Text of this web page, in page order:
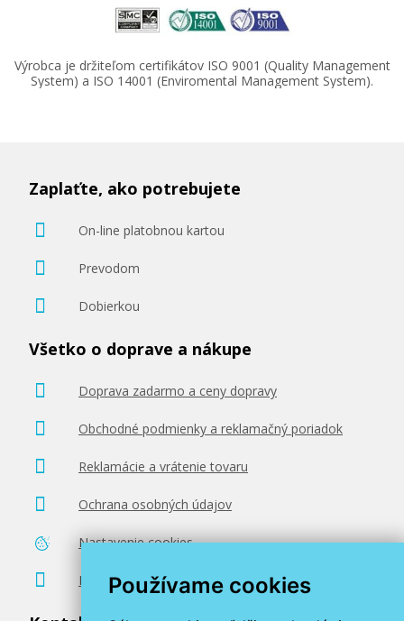
Používame cookies
Výrobca je držiteľom certifikátov ISO 9001 (Quality Management
System) a ISO 14001 (Enviromental Management System).
Zaplaťte, ako potrebujete
On-line platobnou kartou
Prevodom
Dobierkou
Všetko o doprave a nákupe
Doprava zadarmo a ceny dopravy
Obchodné podmienky a reklamačný poriadok
Reklamácie a vrátenie tovaru
Ochrana osobných údajov
Nastavenie cookies
Poradenstvo zadarmo